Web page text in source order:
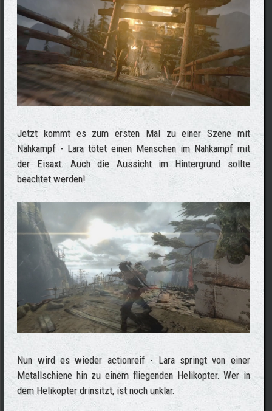
Jetzt kommt es zum ersten Mal zu einer Szene mit
Nahkampf - Lara tötet einen Menschen im Nahkampf mit
der Eisaxt. Auch die Aussicht im Hintergrund sollte
beachtet werden!
Nun wird es wieder actionreif - Lara springt von einer
Metallschiene hin zu einem fliegenden Helikopter. Wer in
dem Helikopter drinsitzt, ist noch unklar.